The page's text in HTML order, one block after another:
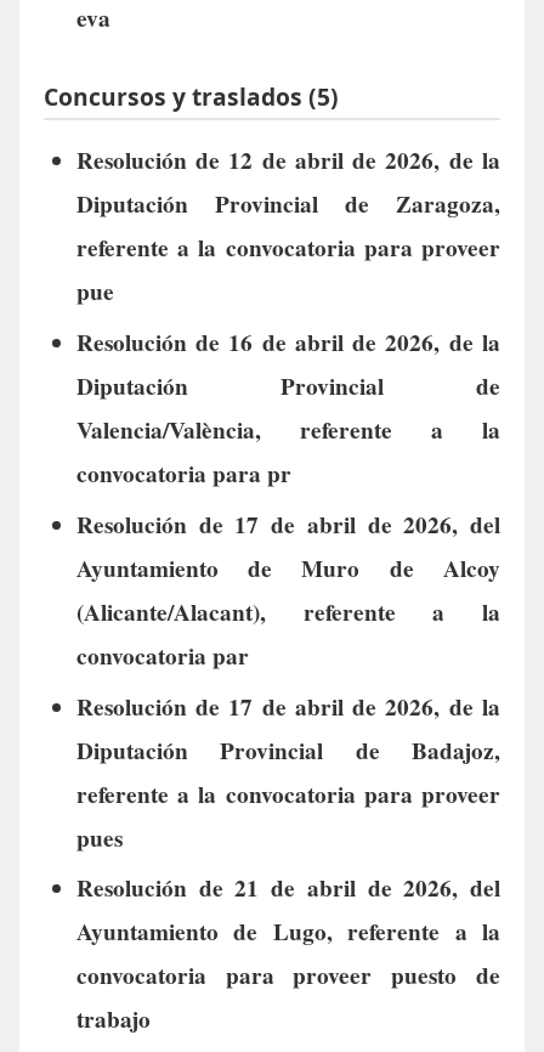
eva
Concursos y traslados (5)
Resolución de 12 de abril de 2026, de la
Diputación Provincial de Zaragoza,
referente a la convocatoria para proveer
pue
Resolución de 16 de abril de 2026, de la
Diputación Provincial de
Valencia/València, referente a la
convocatoria para pr
Resolución de 17 de abril de 2026, del
Ayuntamiento de Muro de Alcoy
(Alicante/Alacant), referente a la
convocatoria par
Resolución de 17 de abril de 2026, de la
Diputación Provincial de Badajoz,
referente a la convocatoria para proveer
pues
Resolución de 21 de abril de 2026, del
Ayuntamiento de Lugo, referente a la
convocatoria para proveer puesto de
trabajo